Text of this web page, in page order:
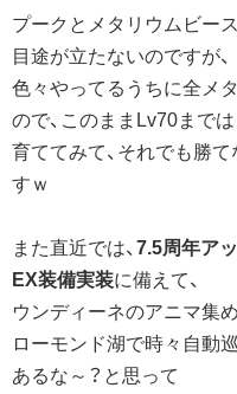
プークとメタリウムビー
目途が立たないのですが、
色々やってるうちに全メ
ので、このままLv70までは
育ててみて、それでも勝
すｗ
また直近では、7.5周年ア
EX装備実装に備えて、
ウンディーネのアニマ集
ローモンド湖で時々自動
あるな～？と思って